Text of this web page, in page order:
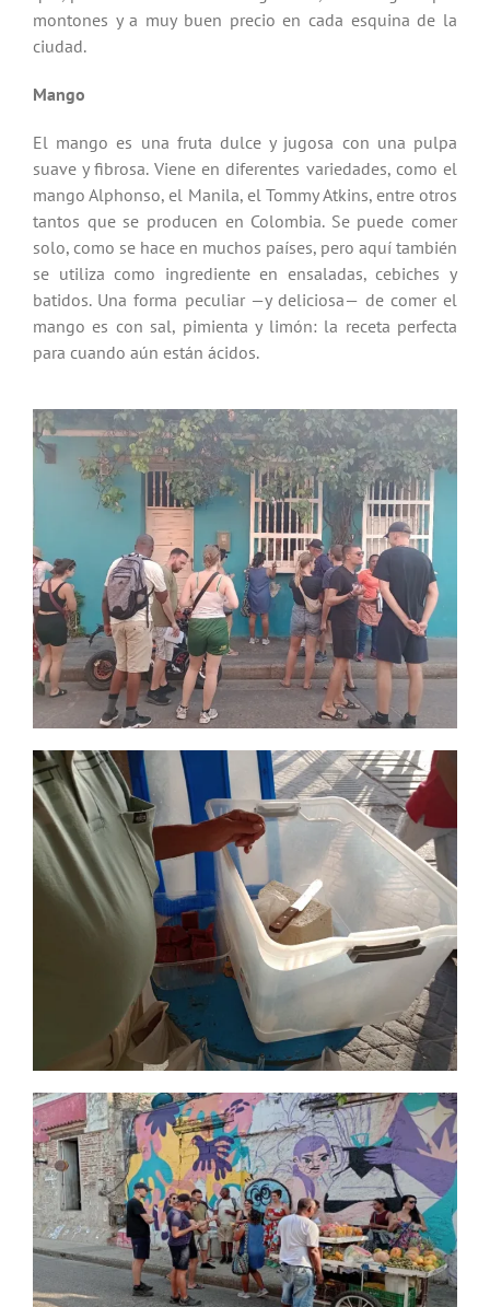
montones y a muy buen precio en cada esquina de la
ciudad.
Mango
El mango es una fruta dulce y jugosa con una pulpa
suave y fibrosa. Viene en diferentes variedades, como el
mango Alphonso, el Manila, el Tommy Atkins, entre otros
tantos que se producen en Colombia. Se puede comer
solo, como se hace en muchos países, pero aquí también
se utiliza como ingrediente en ensaladas, cebiches y
batidos. Una forma peculiar —y deliciosa— de comer el
mango es con sal, pimienta y limón: la receta perfecta
para cuando aún están ácidos.